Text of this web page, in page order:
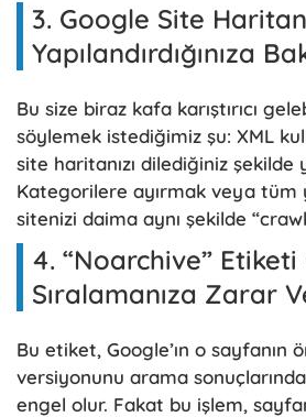
3. Google Site
Yapılandırdığınıza
Bu size biraz kafa karıştırıcı
söylemek istediğimiz şu: XML
site haritanızı dilediğiniz şekilde
Kategorilere ayırmak veya tüm
sitenizi daima aynı şekilde
4. “Noarchive”
Sıralamanıza Zarar
Bu etiket, Google’ın o sayfanın
versiyonunu arama
engel olur. Fakat bu işlem,